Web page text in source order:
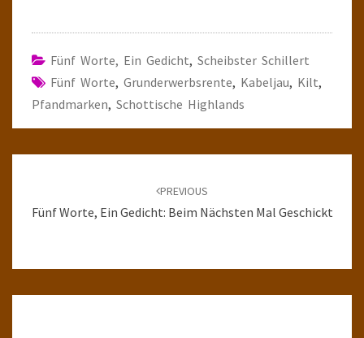
Fünf Worte, Ein Gedicht, Scheibster Schillert
Fünf Worte, Grunderwerbsrente, Kabeljau, Kilt,
Pfandmarken, Schottische Highlands
PREVIOUS
Fünf Worte, Ein Gedicht: Beim Nächsten Mal Geschickt